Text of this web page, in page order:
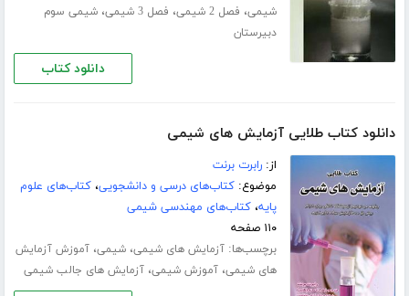
شیمی، فصل 2 شیمی ، فصل 3 شیمی ،شیمی سوم
دبیرستان
دانلود کتاب
دانلود کتاب طلایی آزمایش های شیمی
از:رابرت برنت
موضوع:کتاب‌های درسی و دانشجویی،کتاب‌های علوم
پایه،کتاب‌های مهندسی شیمی
۱۱۰ صفحه
برچسب‌ها:آزمایش های شیمی،شیمی،آموزش آزمایش
های شیمی،آموزش شیمی،آزمایش های جالب شیمی